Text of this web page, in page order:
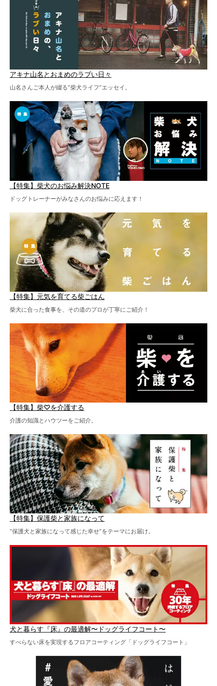
アキナ山名とおまめのラブい日々
山名さんご本人が綴る“柴犬ライフ”エッセイ。
【特集】柴犬のお悩み解決NOTE
ドッグトレーナーがみなさんのお悩みに応えます！
【特集】元気を育てる柴ごはん
柴犬に合った食事を、その道のプロが丁寧にご紹介！
【特集】柴♡を介護する
介護の知識とハウツーをご紹介。
【特集】保護柴と家族になって
“保護犬と家族になって感じた幸せ”をテーマにお届け。
犬と暮らす『床』の最適解〜ドッグライフコート〜
すべらない床を実現するフロアコーティング「ドッグライフコート」